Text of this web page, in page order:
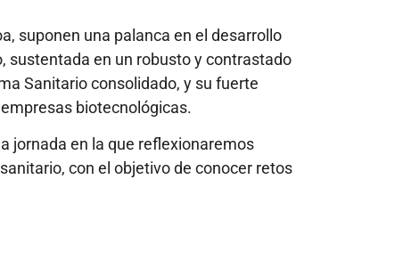
suponen una palanca en el desarrollo
sustentada en un robusto y contrastado
Sanitario consolidado, y su fuerte
biotecnológicas.
jornada en la que reflexionaremos
con el objetivo de conocer retos